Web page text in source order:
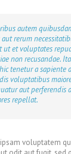
autem
rerum
ut et voluptates
non recusandae.
tenetur a sapiente
voluptatibus
aut perferendis
repellat.
voluptatem